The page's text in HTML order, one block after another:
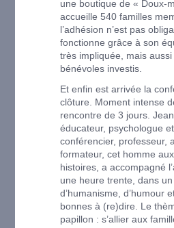
une boutique de « Doux-
accueille 540 familles
l’adhésion n’est pas
fonctionne grâce à son
très impliquée, mais
bénévoles investis.
Et enfin est arrivée la
clôture. Moment intense
rencontre de 3 jours.
éducateur, psychologue
conférencier, professeur,
formateur, cet homme
histoires, a accompagné
une heure trente, dans
d’humanisme, d’humour
bonnes à (re)dire. Le
papillon : s’allier aux